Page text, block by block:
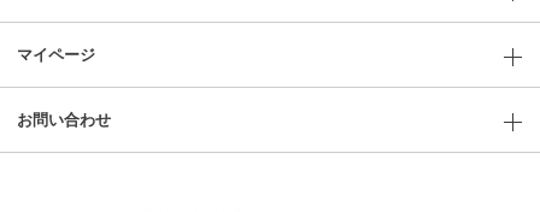
マイページ
お問い合わせ